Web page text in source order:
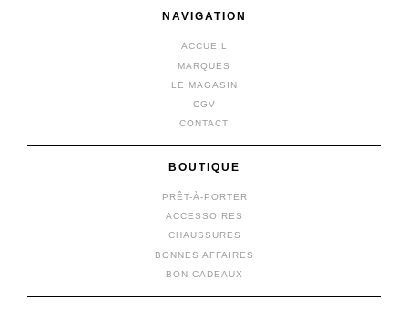
NAVIGATION
ACCUEIL
MARQUES
LE MAGASIN
CGV
CONTACT
BOUTIQUE
PRÊT-À-PORTER
ACCESSOIRES
CHAUSSURES
BONNES AFFAIRES
BON CADEAUX